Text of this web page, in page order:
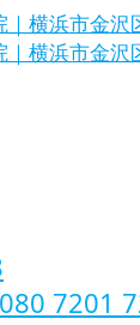
ぶ
7201